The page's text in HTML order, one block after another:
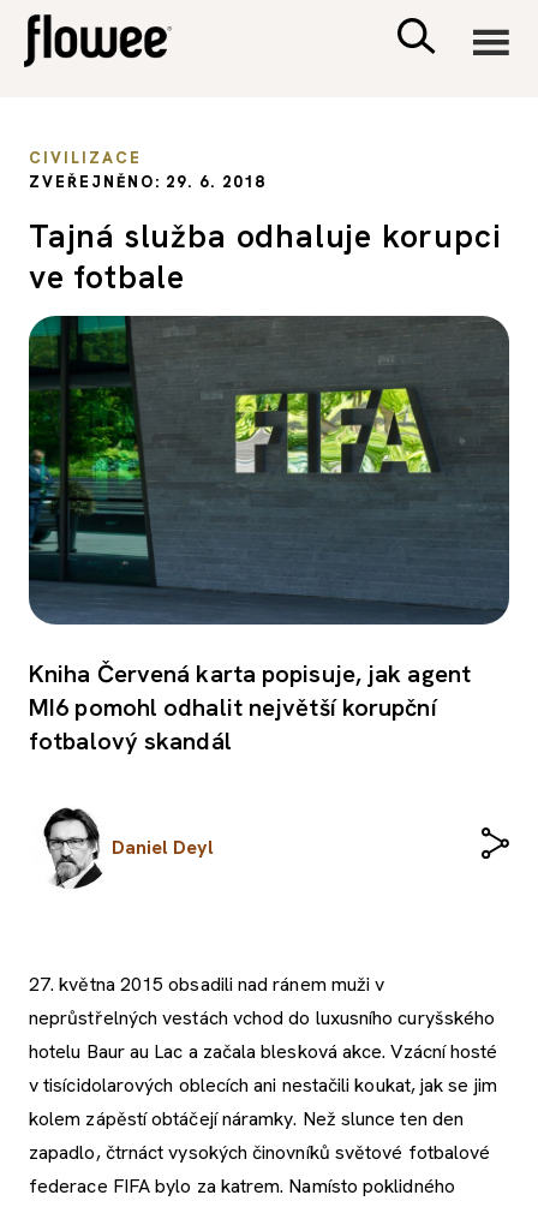
RODINA A DĚTI
SEX A VZTAHY
PORADNA
CIVILIZACE
ZVEŘEJNĚNO: 29. 6. 2018
Tajná služba odhaluje korupci
ve fotbale
Kniha Červená karta popisuje, jak agent
MI6 pomohl odhalit největší korupční
fotbalový skandál
Daniel Deyl
27. května 2015 obsadili nad ránem muži v
neprůstřelných vestách vchod do luxusního curyšského
hotelu Baur au Lac a začala blesková akce. Vzácní hosté
v tisícidolarových oblecích ani nestačili koukat, jak se jim
kolem zápěstí obtáčejí náramky. Než slunce ten den
zapadlo, čtrnáct vysokých činovníků světové fotbalové
federace FIFA bylo za katrem. Namísto poklidného